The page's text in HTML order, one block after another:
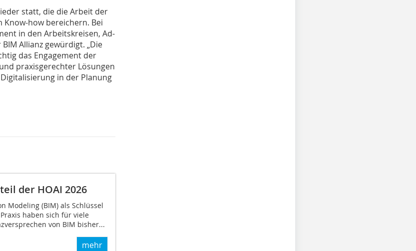
statt, die die Arbeit der
Know-how bereichern. Bei
in den Arbeitskreisen, Ad-
Allianz gewürdigt. „Die
das Engagement der
praxisgerechter Lösungen
in der Planung
der HOAI 2026
Modeling (BIM) als Schlüssel
haben sich für viele
von BIM bisher...
mehr